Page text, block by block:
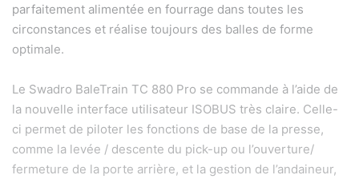
parfaitement alimentée en fourrage dans toutes les
circonstances et réalise toujours des balles de forme
optimale.
Le Swadro BaleTrain TC 880 Pro se commande à l’aide de
la nouvelle interface utilisateur ISOBUS très claire. Celle-
ci permet de piloter les fonctions de base de la presse,
comme la levée / descente du pick-up ou l’ouverture/
fermeture de la porte arrière, et la gestion de l’andaineur,